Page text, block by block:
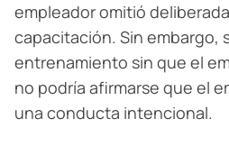
empleador omitió
capacitación. Sin embargo,
entrenamiento sin que el
no podría afirmarse que el
una conducta intencional.